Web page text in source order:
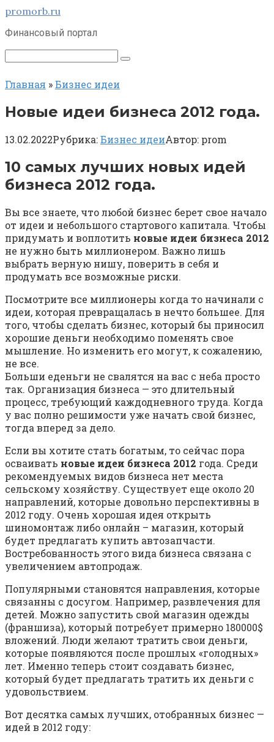
Перейти
контенту
promorb.ru
Финансовый портал
Поиск:
Главная »Бизнес идеи
Новые идеи бизнеса 2012 года.
13.02.2022Рубрика:Бизнес идеиАвтор: prom
10 самых лучших новых идей
бизнеса 2012 года.
Вы все знаете, что любой бизнес берет свое начало
от идеи и небольшого стартового капитала. Чтобы
придумать и воплотить новые идеи бизнеса 2012
не нужно быть миллионером. Важно лишь
выбрать верную нишу, поверить в себя и
продумать все возможные риски.
Посмотрите все миллионеры когда то начинали с
идеи, которая превращалась в нечто большее. Для
того, чтобы сделать бизнес, который бы приносил
хорошие деньги необходимо поменять свое
мышление. Но изменить его могут, к сожалению,
не все.
Больши еденьги не свалятся на вас с неба просто
так. Организация бизнеса — это длительный
процесс, требующий каждодневного труда. Когда
у вас полно решимости уже начать свой бизнес,
тогда вперед за дело.
Если вы хотите стать богатым, то сейчас пора
осваивать новые идеи бизнеса 2012 года. Среди
рекомендуемых видов бизнеса нет места
сельскому хозяйству. Существует еще около 20
направлений, которые довольно перспективны в
2012 году. Очень хорошая идея открыть
шиномонтаж либо онлайн – магазин, который
будет предлагать купить автозапчасти.
Востребованность этого вида бизнеса связана с
увеличением автопродаж.
Популярными становятся направления, которые
связанны с досугом. Например, развлечения для
детей. Можно запустить свой магазин одежды
(франшиза), который потребует примерно 180000$
вложений. Люди желают тратить свои деньги,
которые появляются после прошлых «голодных»
лет. Именно теперь стоит создавать бизнес,
который будет предлагать тратить их деньги с
удовольствием.
Вот десятка самых лучших, отобранных бизнес —
идей в 2012 году: